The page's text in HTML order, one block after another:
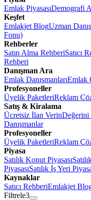
Emlak PiyasasıDemografi
Keşfet
Emlakjet BlogUzman
Fonu)
Rehberler
Satın Alma RehberiSatıcı
Rehberi
Danışman Ara
Emlak DanışmanlarıEmlak
Profesyoneller
Üyelik PaketleriReklam
Satış & Kiralama
Ücretsiz İlan VerinDeğerini
Danışmanlar
Profesyoneller
Üyelik PaketleriReklam
Piyasa
Satılık Konut Piyasası
PiyasasıSatılık İş Yeri
Kaynaklar
Satıcı RehberiEmlakjet
Filtrele3